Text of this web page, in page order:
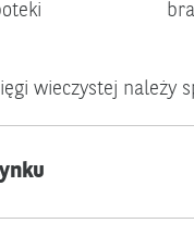
Hipoteki brak
wieczystej